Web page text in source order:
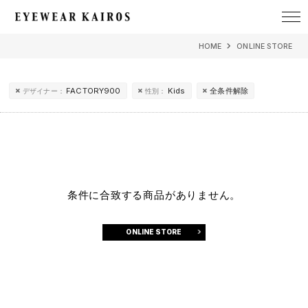
HOME ONLINE STORE
デザイナー： FACTORY900 性別： Kids 全条件解除
条件に合致する商品がありません。
ONLINE STORE